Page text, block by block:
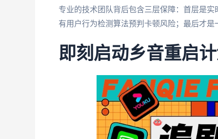
专业的技术团队背后包含三层保障：首层是
有用户行为检测算法预判卡顿风险；最后才是
即刻启动乡音重启计